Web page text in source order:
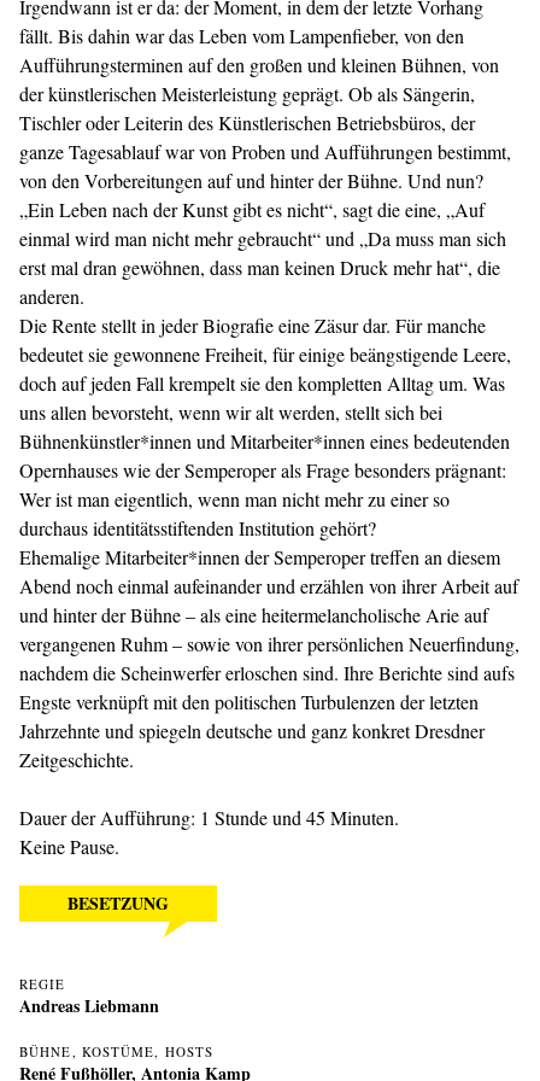
Irgendwann ist er da: der Moment, in dem der letzte Vorhang
fällt. Bis dahin war das Leben vom Lampenfieber, von den
Aufführungsterminen auf den großen und kleinen Bühnen, von
der künstlerischen Meisterleistung geprägt. Ob als Sängerin,
Tischler oder Leiterin des Künstlerischen Betriebsbüros, der
ganze Tagesablauf war von Proben und Aufführungen bestimmt,
von den Vorbereitungen auf und hinter der Bühne. Und nun?
„Ein Leben nach der Kunst gibt es nicht“, sagt die eine, „Auf
einmal wird man nicht mehr gebraucht“ und „Da muss man sich
erst mal dran gewöhnen, dass man keinen Druck mehr hat“, die
anderen.
Die Rente stellt in jeder Biografie eine Zäsur dar. Für manche
bedeutet sie gewonnene Freiheit, für einige beängstigende Leere,
doch auf jeden Fall krempelt sie den kompletten Alltag um. Was
uns allen bevorsteht, wenn wir alt werden, stellt sich bei
Bühnenkünstler*innen und Mitarbeiter*innen eines bedeutenden
Opernhauses wie der Semperoper als Frage besonders prägnant:
Wer ist man eigentlich, wenn man nicht mehr zu einer so
durchaus identitätsstiftenden Institution gehört?
Ehemalige Mitarbeiter*innen der Semperoper treffen an diesem
Abend noch einmal aufeinander und erzählen von ihrer Arbeit auf
und hinter der Bühne – als eine heitermelancholische Arie auf
vergangenen Ruhm – sowie von ihrer persönlichen Neuerfindung,
nachdem die Scheinwerfer erloschen sind. Ihre Berichte sind aufs
Engste verknüpft mit den politischen Turbulenzen der letzten
Jahrzehnte und spiegeln deutsche und ganz konkret Dresdner
Zeitgeschichte.
Dauer der Aufführung: 1 Stunde und 45 Minuten.
Keine Pause.
BESETZUNG
REGIE
Andreas Liebmann
BÜHNE, KOSTÜME, HOSTS
René Fußhöller, Antonia Kamp